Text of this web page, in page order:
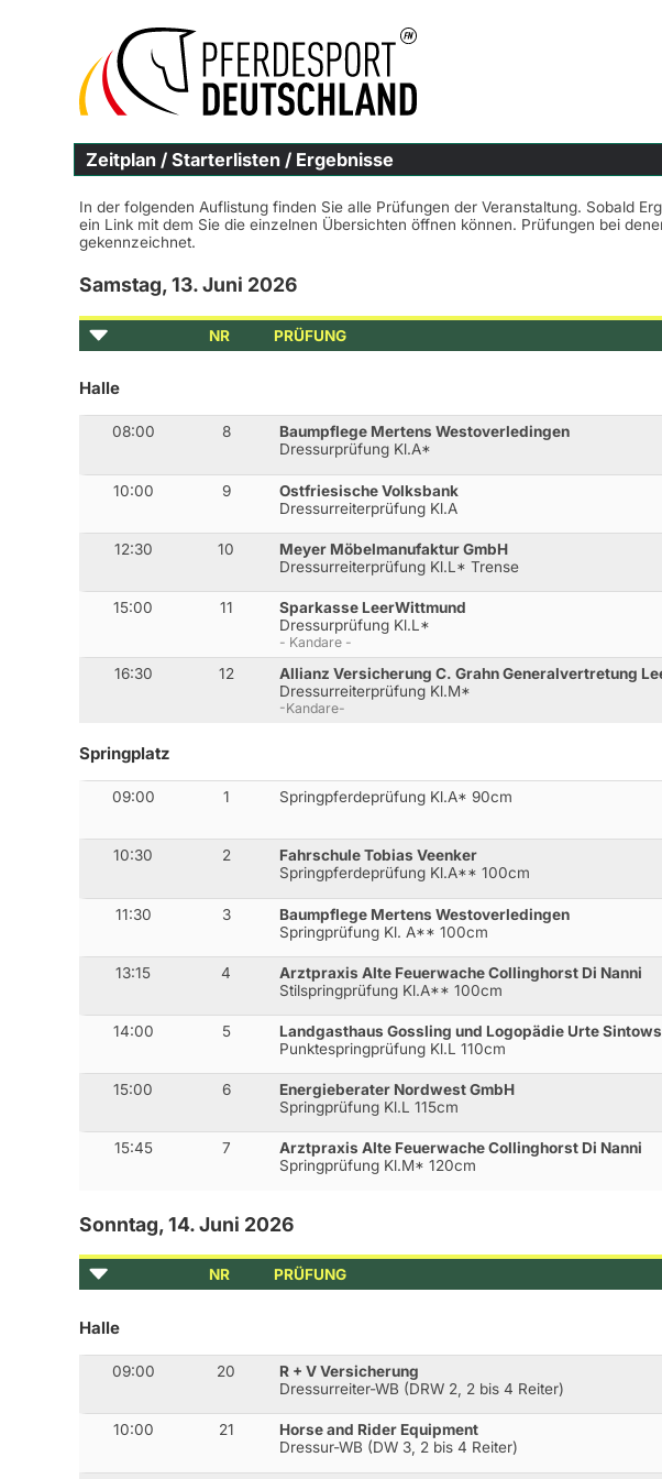
Zeitplan / Starterlisten / Ergebnisse
In der folgenden Auflistung finden Sie alle Prüfungen der Veranstaltung. Sobald
ein Link mit dem Sie die einzelnen Übersichten öffnen können. Prüfungen bei
gekennzeichnet.
Samstag, 13. Juni 2026
NR PRÜFUNG
Halle
08:00 8
Baumpflege Mertens Westoverledingen
Dressurprüfung Kl.A*
10:00 9
Ostfriesische Volksbank
Dressurreiterprüfung Kl.A
12:30 10
Meyer Möbelmanufaktur GmbH
Dressurreiterprüfung Kl.L* Trense
15:00 11
Sparkasse LeerWittmund
Dressurprüfung Kl.L*
- Kandare -
16:30 12
Allianz Versicherung C. Grahn Generalvertretung
Dressurreiterprüfung Kl.M*
-Kandare-
Springplatz
09:00 1 Springpferdeprüfung Kl.A* 90cm
10:30 2
Fahrschule Tobias Veenker
Springpferdeprüfung Kl.A** 100cm
11:30 3
Baumpflege Mertens Westoverledingen
Springprüfung Kl. A** 100cm
13:15 4
Arztpraxis Alte Feuerwache Collinghorst Di Nanni
Stilspringprüfung Kl.A** 100cm
14:00 5
Landgasthaus Gossling und Logopädie Urte
Punktespringprüfung Kl.L 110cm
15:00 6
Energieberater Nordwest GmbH
Springprüfung Kl.L 115cm
15:45 7
Arztpraxis Alte Feuerwache Collinghorst Di Nanni
Springprüfung Kl.M* 120cm
Sonntag, 14. Juni 2026
NR PRÜFUNG
Halle
09:00 20
R + V Versicherung
Dressurreiter-WB (DRW 2, 2 bis 4 Reiter)
10:00 21
Horse and Rider Equipment
Dressur-WB (DW 3, 2 bis 4 Reiter)